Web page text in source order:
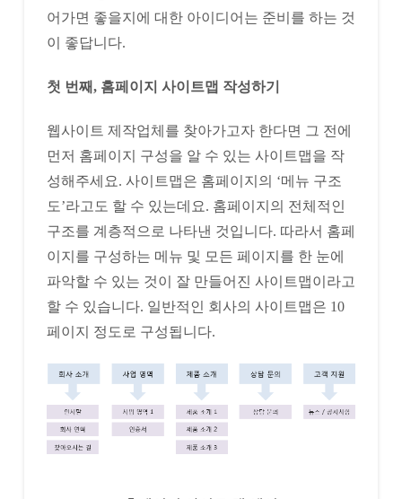
어가면 좋을지에 대한 아이디어는 준비를 하는 것
이 좋답니다.
첫 번째, 홈페이지 사이트맵 작성하기
웹사이트 제작업체를 찾아가고자 한다면 그 전에
먼저 홈페이지 구성을 알 수 있는 사이트맵을 작
성해주세요. 사이트맵은 홈페이지의 ‘메뉴 구조
도’라고도 할 수 있는데요. 홈페이지의 전체적인
구조를 계층적으로 나타낸 것입니다. 따라서 홈페
이지를 구성하는 메뉴 및 모든 페이지를 한 눈에
파악할 수 있는 것이 잘 만들어진 사이트맵이라고
할 수 있습니다. 일반적인 회사의 사이트맵은 10
페이지 정도로 구성됩니다.